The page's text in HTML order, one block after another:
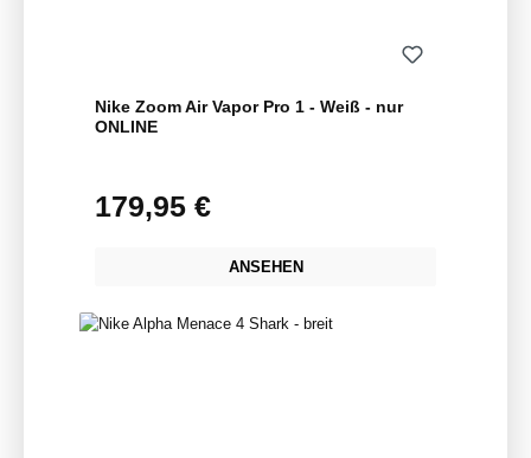
Nike Zoom Air Vapor Pro 1 - Weiß - nur
ONLINE
Regulärer Preis:
179,95 €
ANSEHEN